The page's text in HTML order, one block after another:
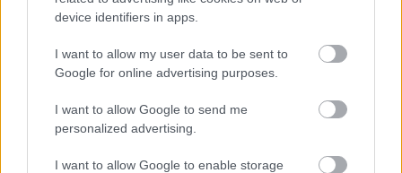
device identifiers in apps.
I want to allow my user data to be sent to
Google for online advertising purposes.
I want to allow Google to send me
personalized advertising.
I want to allow Google to enable storage